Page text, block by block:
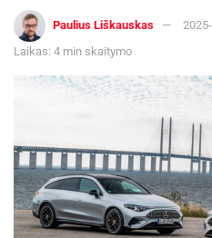
Paulius Liškauskas
Laikas: 4 min skaitymo